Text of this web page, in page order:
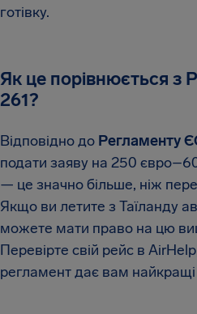
готівку.
Як це порівнюється
261?
Відповідно до Регламенту
подати заяву на 250
— це значно більше, ніж
Якщо ви летите з Таїланду
можете мати право на цю
Перевірте свій рейс в
регламент дає вам найкращі